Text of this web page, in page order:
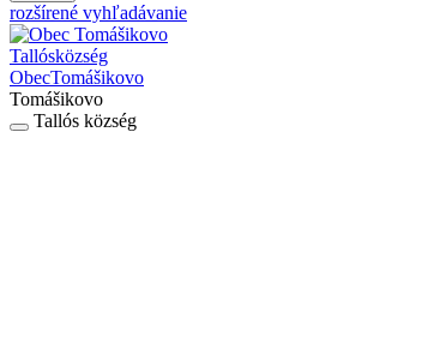
rozšírené vyhľadávanie
Tallósközség
ObecTomášikovo
Tomášikovo
Tallós község